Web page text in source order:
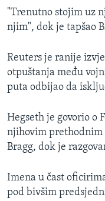
"Trenutno stojim uz
njim", dok je tapšao
Reuters je ranije
otpuštanja među
puta odbijao da
Hegseth je govorio o
njihovim prethodnim
Bragg, dok je
Imena u čast
pod bivšim